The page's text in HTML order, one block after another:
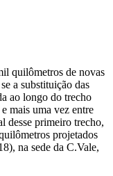
quilômetros de novas
a substituição das
ao longo do trecho
mais uma vez entre
desse primeiro trecho,
projetados
na sede da C.Vale,